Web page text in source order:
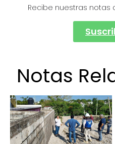
Recibe nuestras notas
Notas